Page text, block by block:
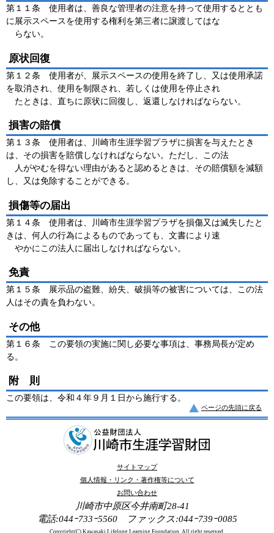
第１１条 使用者は、善良な管理者の注意を持って使用するととも
に展示スペースを使用する権利を第三者に譲渡してはな
らない。
原状回復
第１２条 使用者が、展示スペースの使用を終了し、又は使用承諾
を取消され、使用を制限され、若しくは使用を停止され
たときは、直ちに原状に回復し、返還しなければならない。
損害の賠償
第１３条 使用者は、川崎市生涯学習プラザに損害を与えたとき
は、その損害を賠償しなければならない。ただし、この法
人がやむを得ない理由があると認めるときは、その賠償額を減額
し、又は免除することができる。
損傷等の届出
第１４条 使用者は、川崎市生涯学習プラザを損傷又は滅失したと
きは、何人の行為によるものであっても、文書により速
やかにこの法人に届出しなければならない。
免責
第１５条 展示品の盗難、紛失、破損等の被害については、この法
人はその責を負わない。
その他
第１６条 この要領の実施に関し必要な事項は、事務局長が定め
る。
附 則
この要領は、令和４年９月１日から施行する。
ページの先頭に戻る
サイトマップ
個人情報・リンク・著作権等について
お問い合わせ
川崎市中原区今井南町28-41
電話:044ｰ733ｰ5560 ファックス:044ｰ739ｰ0085
Copyright(C) Kawasaki Lifelong Learning Foundation. All right reserved.